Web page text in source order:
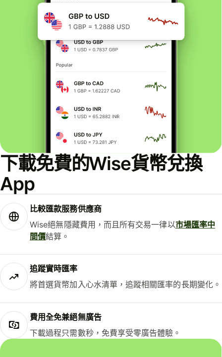
下載免費的Wise貨幣兌換
App
比較匯款服務供應商
Wise絕無隱藏費用，而且所有交易一律以市場匯率中
間價結算。
追蹤實時匯率
將首選貨幣加入心水清單，追蹤相關匯率的長期變化。
費用全免兼絕無廣告
下載過程只需數秒，免費享受零廣告體驗。